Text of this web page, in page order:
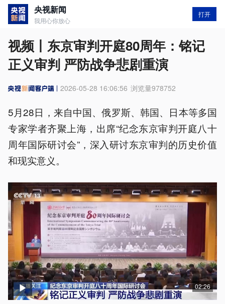
央视新闻
我用心你放心
打开
视频丨东京审判开庭80周年：铭记
正义审判 严防战争悲剧重演
2026-05-28 16:06:56 浏览量978752
5月28日，来自中国、俄罗斯、韩国、日本等多国
专家学者齐聚上海，出席“纪念东京审判开庭八十
周年国际研讨会”，深入研讨东京审判的历史价值
和现实意义。
02:26